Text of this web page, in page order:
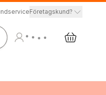
Företagskund?